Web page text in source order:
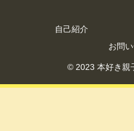
自己紹介
お問
© 2023 本好き親